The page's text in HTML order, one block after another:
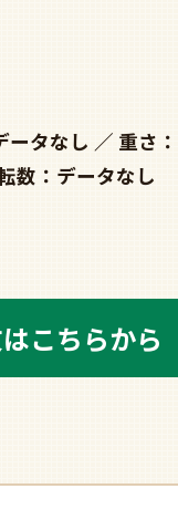
ータなし 重さ
数：データなし
こちらから